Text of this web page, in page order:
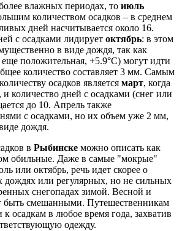
влажных периодах, то июль
количеством осадков – в среднем
дней насчитывается около 16.
с осадками лидирует октябрь: в этом
в виде дождя, так как
еще положительная, +5.9°C) могут идти
количество составляет 3 мм. Самым
осадков является март, когда
количество дней с осадками (снег или
до 10. Апрель также
с осадками, но их объем уже 2 мм,
дождя.
в Рыбинске можно описать как
обильные. Даже в самые "мокрые"
или октябрь, речь идет скорее о
дождях или регулярных, но не сильных
снегопадах зимой. Весной и
быть смешанными. Путешественникам
осадкам в любое время года, захватив
одежду.